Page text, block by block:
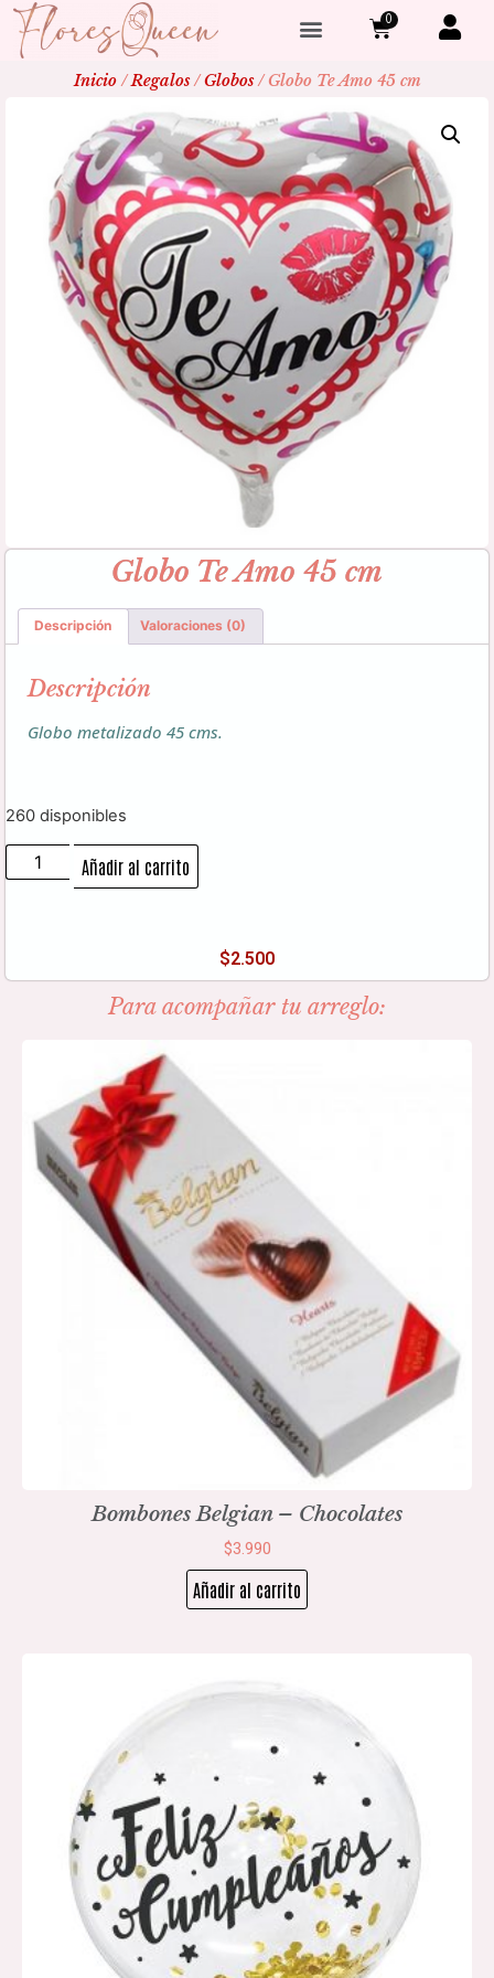
0
Inicio/Regalos/Globos/ Globo Te Amo 45 cm
Globo Te Amo 45 cm
Descripción Valoraciones (0)
Descripción
Globo metalizado 45 cms.
260 disponibles
Añadir al carrito
$2.500
Para acompañar tu arreglo:
Bombones Belgian – Chocolates
$3.990
Añadir al carrito